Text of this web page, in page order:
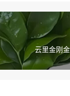
云里金刚